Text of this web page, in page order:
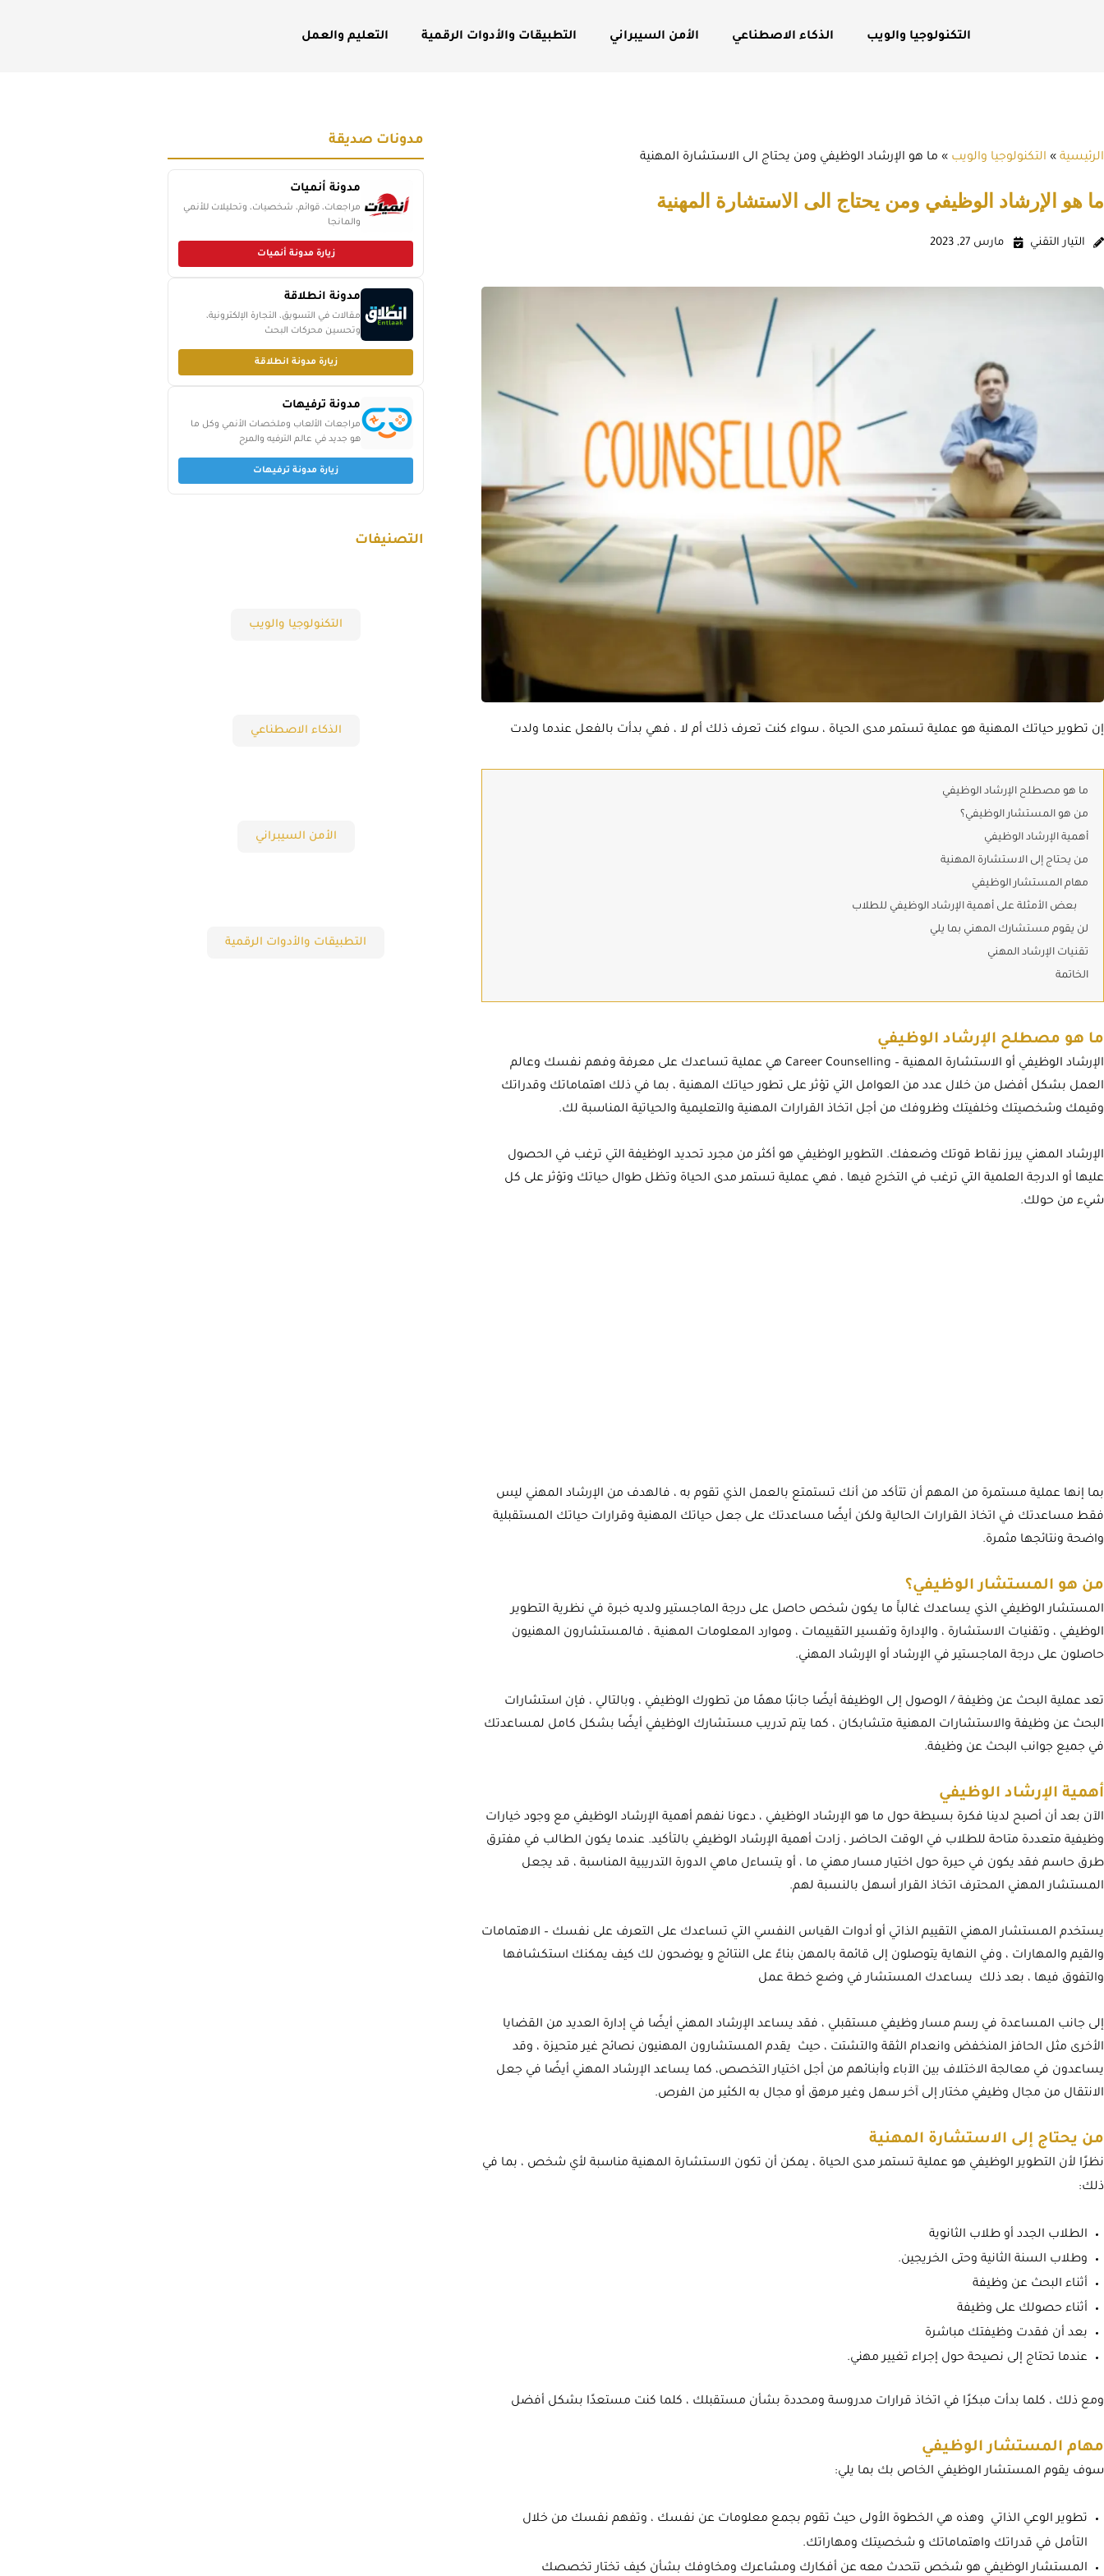
التكنولوجيا والويب الذكاء الاصطناعي الأمن السيبراني التطبيقات والأدوات الرقمية التعليم والعمل
الرئيسية » التكنولوجيا والويب » ما هو الإرشاد الوظيفي ومن يحتاج الى الاستشارة المهنية
ما هو الإرشاد الوظيفي ومن يحتاج الى الاستشارة المهنية
التيار التقني مارس 27, 2023
إن تطوير حياتك المهنية هو عملية تستمر مدى الحياة ، سواء كنت تعرف ذلك أم لا ، فهي بدأت بالفعل عندما ولدت
ما هو مصطلح الإرشاد الوظيفي
من هو المستشار الوظيفي؟
أهمية الإرشاد الوظيفي
من يحتاج إلى الاستشارة المهنية
مهام المستشار الوظيفي
بعض الأمثلة على أهمية الإرشاد الوظيفي للطلاب
لن يقوم مستشارك المهني بما يلي
تقنيات الإرشاد المهني
الخاتمة
ما هو مصطلح الإرشاد الوظيفي
الإرشاد الوظيفي أو الاستشارة المهنية – Career Counselling هي عملية تساعدك على معرفة وفهم نفسك وعالم
العمل بشكل أفضل من خلال عدد من العوامل التي تؤثر على تطور حياتك المهنية ، بما في ذلك اهتماماتك وقدراتك
وقيمك وشخصيتك وخلفيتك وظروفك من أجل اتخاذ القرارات المهنية والتعليمية والحياتية المناسبة لك.
الإرشاد المهني يبرز نقاط قوتك وضعفك. التطوير الوظيفي هو أكثر من مجرد تحديد الوظيفة التي ترغب في الحصول
عليها أو الدرجة العلمية التي ترغب في التخرج فيها ، فهي عملية تستمر مدى الحياة وتظل طوال حياتك وتؤثر على كل
شيء من حولك.
بما إنها عملية مستمرة من المهم أن تتأكد من أنك تستمتع بالعمل الذي تقوم به ، فالهدف من الإرشاد المهني ليس
فقط مساعدتك في اتخاذ القرارات الحالية ولكن أيضًا مساعدتك على جعل حياتك المهنية وقرارات حياتك المستقبلية
واضحة ونتائجها مثمرة.
من هو المستشار الوظيفي؟
المستشار الوظيفي الذي يساعدك غالباََ ما يكون شخص حاصل على درجة الماجستير ولديه خبرة في نظرية التطوير
الوظيفي ، وتقنيات الاستشارة ، والإدارة وتفسير التقييمات ، وموارد المعلومات المهنية ، فالمستشارون المهنيون
حاصلون على درجة الماجستير في الإرشاد أو الإرشاد المهني.
تعد عملية البحث عن وظيفة / الوصول إلى الوظيفة أيضًا جانبًا مهمًا من تطورك الوظيفي ، وبالتالي ، فإن استشارات
البحث عن وظيفة والاستشارات المهنية متشابكان ، كما يتم تدريب مستشارك الوظيفي أيضًا بشكل كامل لمساعدتك
في جميع جوانب البحث عن وظيفة.
أهمية الإرشاد الوظيفي
الآن بعد أن أصبح لدينا فكرة بسيطة حول ما هو الإرشاد الوظيفي ، دعونا نفهم أهمية الإرشاد الوظيفي مع وجود خيارات
وظيفية متعددة متاحة للطلاب في الوقت الحاضر ، زادت أهمية الإرشاد الوظيفي بالتأكيد. عندما يكون الطالب في مفترق
طرق حاسم فقد يكون في حيرة حول اختيار مسار مهني ما ، أو يتساءل ماهي الدورة التدريبية المناسبة ، قد يجعل
المستشار المهني المحترف اتخاذ القرار أسهل بالنسبة لهم.
يستخدم المستشار المهني التقييم الذاتي أو أدوات القياس النفسي التي تساعدك على التعرف على نفسك – الاهتمامات
والقيم والمهارات ، وفي النهاية يتوصلون إلى قائمة بالمهن بناءً على النتائج و يوضحون لك كيف يمكنك استكشافها
والتفوق فيها ، بعد ذلك يساعدك المستشار في وضع خطة عمل
إلى جانب المساعدة في رسم مسار وظيفي مستقبلي ، فقد يساعد الإرشاد المهني أيضًا في إدارة العديد من القضايا
الأخرى مثل الحافز المنخفض وانعدام الثقة والتشتت ، حيث يقدم المستشارون المهنيون نصائح غير متحيزة ، وقد
يساعدون في معالجة الاختلاف بين الآباء وأبنائهم من أجل اختيار التخصص، كما يساعد الإرشاد المهني أيضًا في جعل
الانتقال من مجال وظيفي مختار إلى آخر سهل وغير مرهق أو مجال به الكثير من الفرص.
من يحتاج إلى الاستشارة المهنية
نظرًا لأن التطوير الوظيفي هو عملية تستمر مدى الحياة ، يمكن أن تكون الاستشارة المهنية مناسبة لأي شخص ، بما في
ذلك:
الطلاب الجدد أو طلاب الثانوية
وطلاب السنة الثانية وحتى الخريجين.
أثناء البحث عن وظيفة
أثناء حصولك على وظيفة
بعد أن فقدت وظيفتك مباشرة
عندما تحتاج إلى نصيحة حول إجراء تغيير مهني.
ومع ذلك ، كلما بدأت مبكرًا في اتخاذ قرارات مدروسة ومحددة بشأن مستقبلك ، كلما كنت مستعدًا بشكل أفضل
مهام المستشار الوظيفي
سوف يقوم المستشار الوظيفي الخاص بك بما يلي:
تطوير الوعي الذاتي وهذه هي الخطوة الأولى حيث تقوم بجمع معلومات عن نفسك ، وتفهم نفسك من خلال
التأمل في قدراتك واهتماماتك و شخصيتك ومهاراتك.
المستشار الوظيفي هو شخص تتحدث معه عن أفكارك ومشاعرك ومخاوفك بشأن كيف تختار تخصصك
مدونات صديقة
مدونة أنميات
مراجعات، قوائم، شخصيات، وتحليلات للأنمي
والمانجا
زيارة مدونة أنميات
مدونة انطلاقة
مقالات في التسويق، التجارة الإلكترونية،
وتحسين محركات البحث
زيارة مدونة انطلاقة
مدونة ترفيهات
مراجعات الألعاب وملخصات الأنمي وكل ما
هو جديد في عالم الترفيه والمرح
زيارة مدونة ترفيهات
التصنيفات
التكنولوجيا والويب
الذكاء الاصطناعي
الأمن السيبراني
التطبيقات والأدوات الرقمية